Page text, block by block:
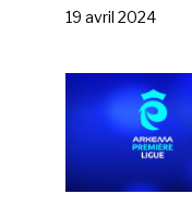
19 avril 2024